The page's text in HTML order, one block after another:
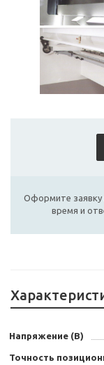
Оформите заявку
время и
Напряжение (В)
Точность